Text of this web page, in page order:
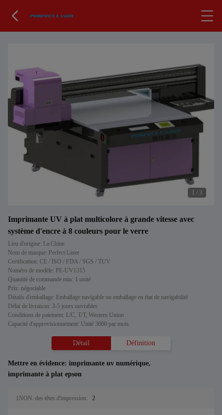
1 / 3
Imprimante UV à plat multicolore à grande vitesse avec
système d'encre à 8 couleurs pour le verre
Lieu d'origine: La Chine
Nom de marque: Perfect Laser
Certification: CE / ISO / FDA / SGS / TUV
Numéro de modèle: PE-UV1315
Quantité de commande min: 1 unité
Prix: négociable
Détails d'emballage: Emballage navigable ou emballage en état de navigabilité
Délai de livraison: 3-5 jours ouvrables
Conditions de paiement: L/C, T/T, Western Union
Capacité d'approvisionnement: Unité 3000 par mois
Détail Définition
Mettre en évidence: imprimante uv numérique,
imprimante à plat epson
1NON. des têtes d'impression: 2